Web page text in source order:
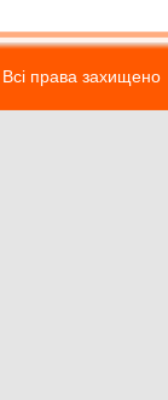
права захищено